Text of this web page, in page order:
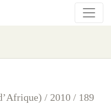
/ 2010 / 189